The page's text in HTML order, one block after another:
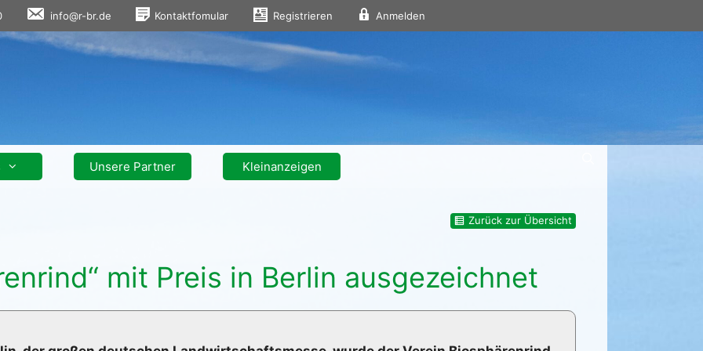
info@r-br.de Kontaktfomular Registrieren Anmelden
Unsere Partner Kleinanzeigen
Zurück zur Übersicht
mit Preis in Berlin ausgezeichnet